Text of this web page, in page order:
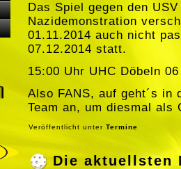
Das Spiel gegen den
Nazidemonstration
01.11.2014 auch nicht
07.12.2014 statt.
15:00 Uhr UHC Döbeln
Also FANS, auf geht´s in
Team an, um diesmal als
Veröffentlicht unter Termine
Die aktuellsten